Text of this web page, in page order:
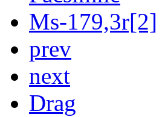
Ms-179,3r[2]
prev
next
Drag